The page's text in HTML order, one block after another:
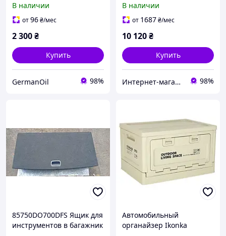
В наличии
от96₴/мес
2 300₴
Купить
GermanOil 98%
Kia Ev9 2023-
В наличии
от 1687₴/мес
10 120₴
Купить
Интернет-магазин автозапчастей ВсеАвто 98%
85750DO700DFS Ящик для
инструментов в багажник
Автомобильный
органайзер Ikonka